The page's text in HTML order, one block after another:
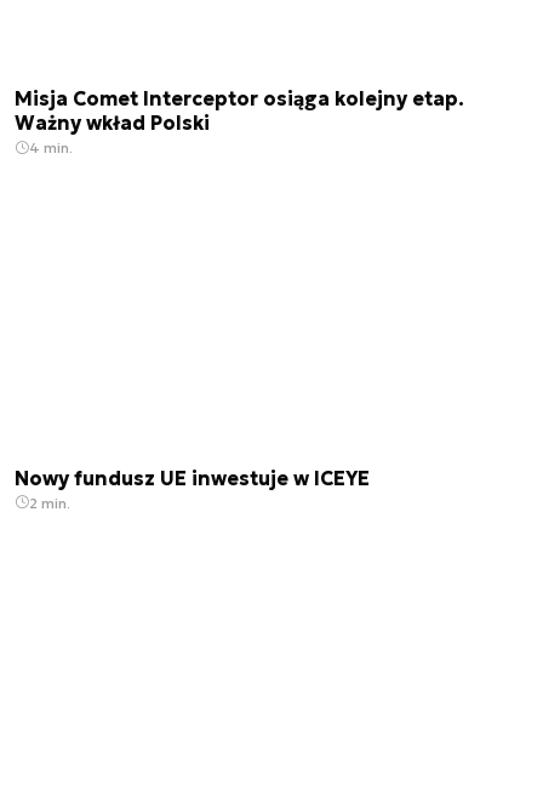
Misja Comet Interceptor osiąga kolejny etap.
Ważny wkład Polski
4 min.
Nowy fundusz UE inwestuje w ICEYE
2 min.